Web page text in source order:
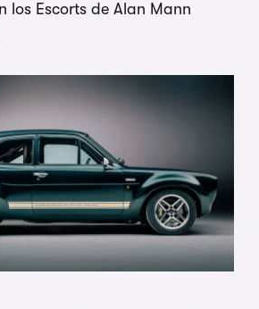
los Escorts de Alan Mann